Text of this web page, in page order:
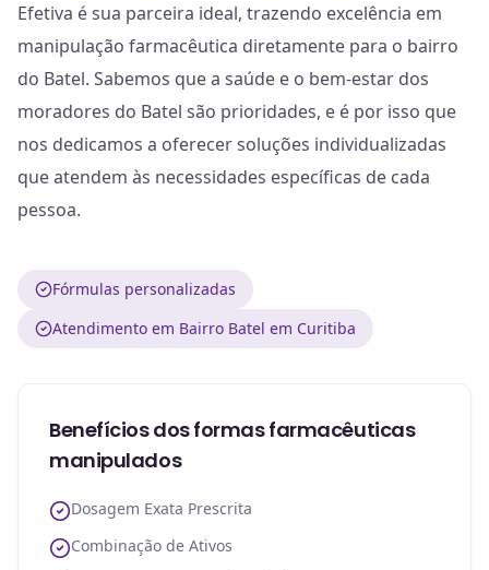
Efetiva é sua parceira ideal, trazendo excelência em
manipulação farmacêutica diretamente para o bairro
do Batel. Sabemos que a saúde e o bem-estar dos
moradores do Batel são prioridades, e é por isso que
nos dedicamos a oferecer soluções individualizadas
que atendem às necessidades específicas de cada
pessoa.
Fórmulas personalizadas
Atendimento em Bairro Batel em Curitiba
Benefícios dos formas farmacêuticas
manipulados
Dosagem Exata Prescrita
Combinação de Ativos